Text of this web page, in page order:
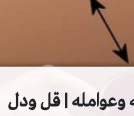
| قل ودل